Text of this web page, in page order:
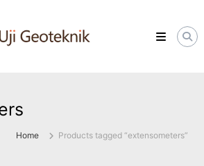
Home Products tagged “extensometers”